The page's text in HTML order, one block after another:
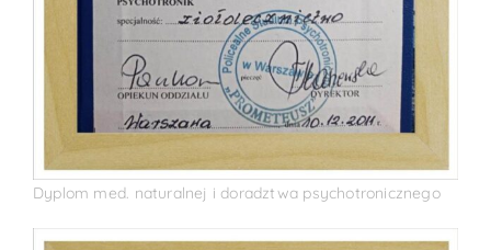
Dyplom med. naturalnej i doradztwa psychotronicznego